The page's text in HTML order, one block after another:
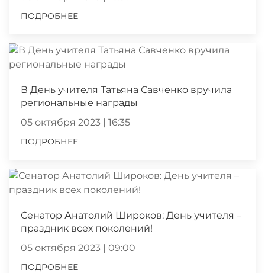
ПОДРОБНЕЕ
В День учителя Татьяна Савченко вручила
региональные награды
05 октября 2023 | 16:35
ПОДРОБНЕЕ
Сенатор Анатолий Широков: День учителя –
праздник всех поколений!
05 октября 2023 | 09:00
ПОДРОБНЕЕ